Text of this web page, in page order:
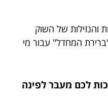
והנזילות של השוק
המחדל" עבור מי
לכם מעבר לפינה